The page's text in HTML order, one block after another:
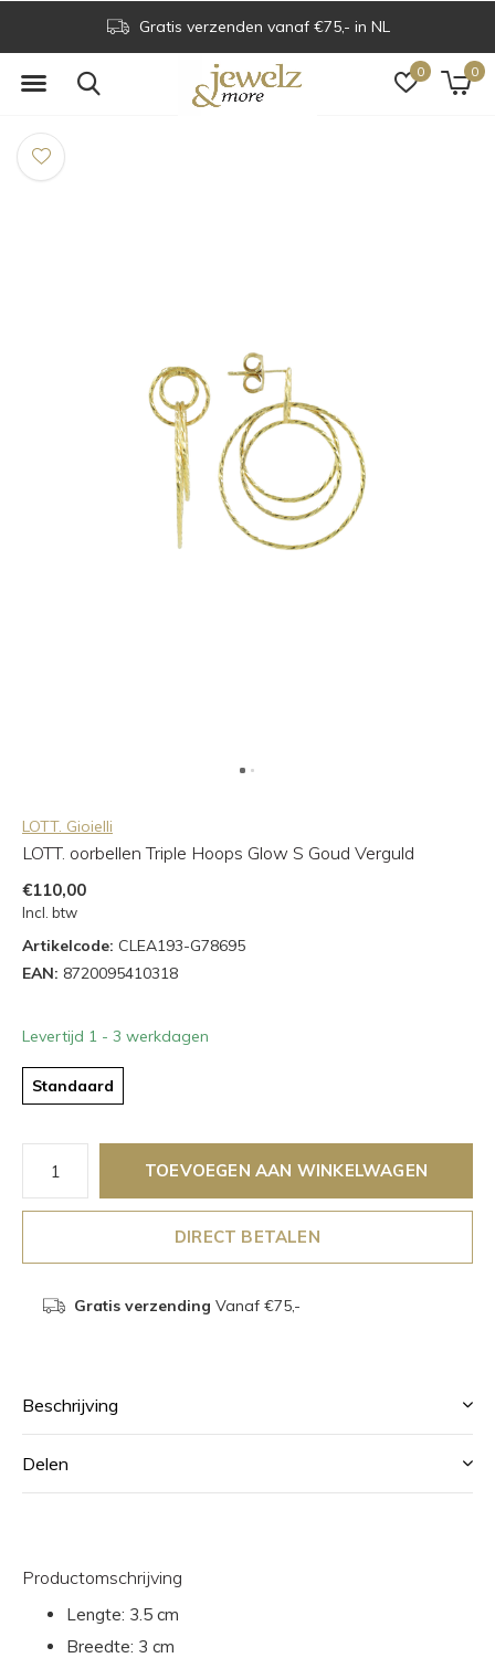
0 0
Gratis verzenden vanaf €75,- in NL
LOTT. Gioielli
LOTT. oorbellen Triple Hoops Glow S Goud Verguld
€110,00
Incl. btw
Artikelcode: CLEA193-G78695
EAN: 8720095410318
Levertijd 1 - 3 werkdagen
Standaard
TOEVOEGEN AAN WINKELWAGEN
DIRECT BETALEN
Gratis verzending Vanaf €75,-
Beschrijving
Delen
Productomschrijving
Lengte: 3.5 cm
Breedte: 3 cm